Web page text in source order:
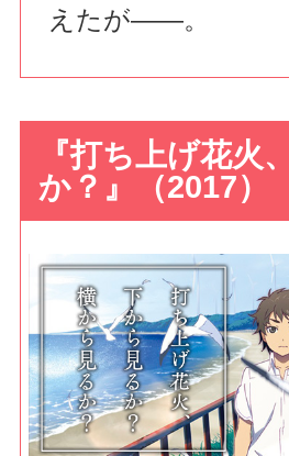
えたが――。
『打ち上げ花火
か？』（2017）